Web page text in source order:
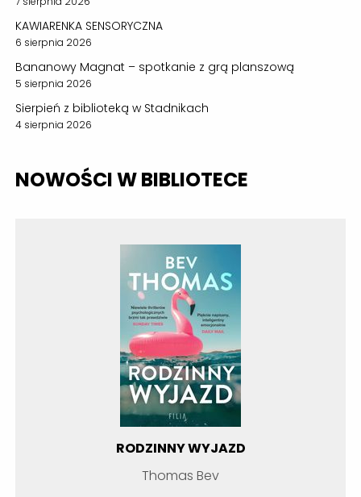
KAWIARENKA SENSORYCZNA
6 sierpnia 2026
Bananowy Magnat – spotkanie z grą planszową
5 sierpnia 2026
Sierpień z biblioteką w Stadnikach
4 sierpnia 2026
NOWOŚCI W BIBLIOTECE
RODZINNY WYJAZD
Thomas Bev